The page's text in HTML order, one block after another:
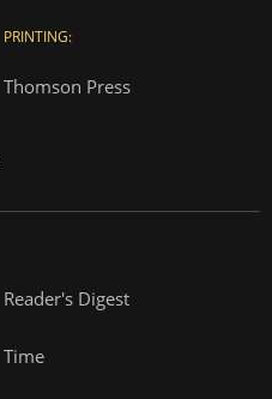
PRINTING:
Thomson Press
Reader's Digest
Time